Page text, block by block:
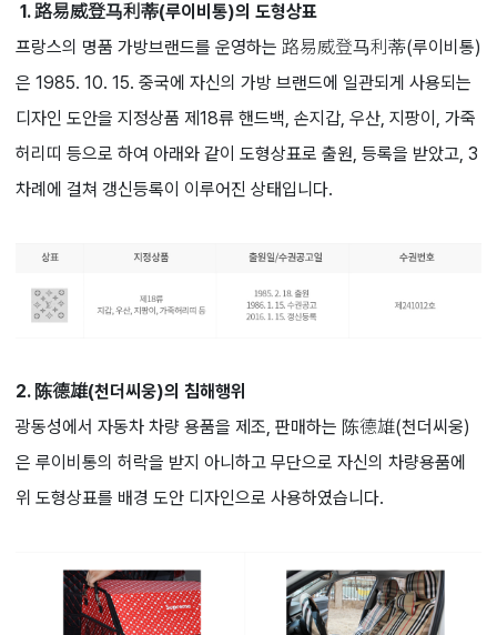
1. 路易威登马利蒂(루이비통)의 도형상표
프랑스의 명품 가방브랜드를 운영하는 路易威登马利蒂(루이비통)
은 1985. 10. 15. 중국에 자신의 가방 브랜드에 일관되게 사용되는
디자인 도안을 지정상품 제18류 핸드백, 손지갑, 우산, 지팡이, 가죽
허리띠 등으로 하여 아래와 같이 도형상표로 출원, 등록을 받았고, 3
차례에 걸쳐 갱신등록이 이루어진 상태입니다.
2. 陈德雄(천더씨웅)의 침해행위
광동성에서 자동차 차량 용품을 제조, 판매하는 陈德雄(천더씨웅)
은 루이비통의 허락을 받지 아니하고 무단으로 자신의 차량용품에
위 도형상표를 배경 도안 디자인으로 사용하였습니다.